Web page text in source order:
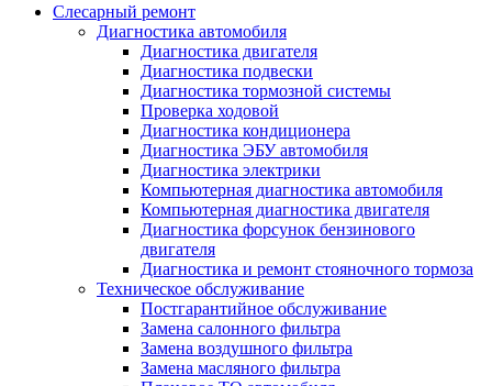
Слесарный ремонт
Диагностика автомобиля
Диагностика двигателя
Диагностика подвески
Диагностика тормозной системы
Проверка ходовой
Диагностика кондиционера
Диагностика ЭБУ автомобиля
Диагностика электрики
Компьютерная диагностика автомобиля
Компьютерная диагностика двигателя
Диагностика форсунок бензинового
двигателя
Диагностика и ремонт стояночного тормоза
Техническое обслуживание
Постгарантийное обслуживание
Замена салонного фильтра
Замена воздушного фильтра
Замена масляного фильтра